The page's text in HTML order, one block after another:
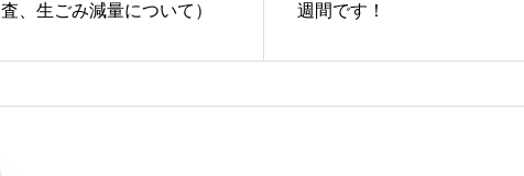
査、生ごみ減量について）
週間です！